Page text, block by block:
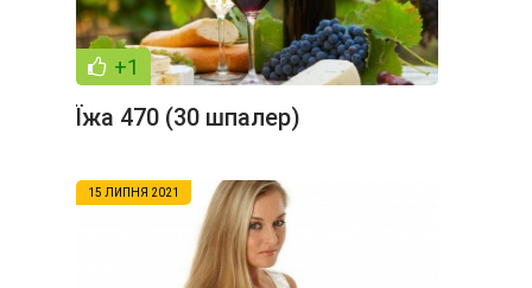
+1
Їжа 470 (30 шпалер)
15 ЛИПНЯ 2021